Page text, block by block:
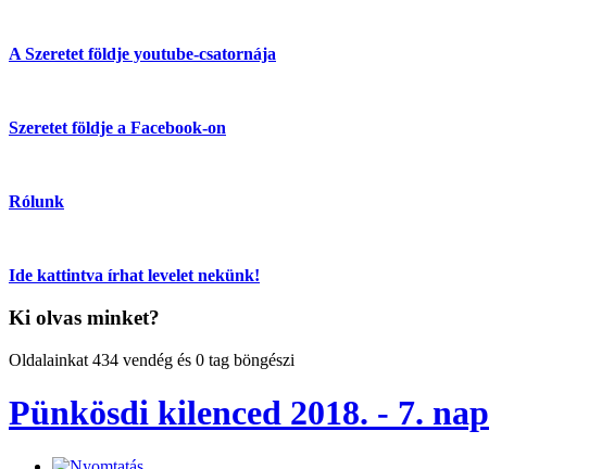
A Szeretet földje youtube-csatornája
Szeretet földje a Facebook-on
Rólunk
Ide kattintva írhat levelet nekünk!
Ki olvas minket?
Oldalainkat 434 vendég és 0 tag böngészi
Pünkösdi kilenced 2018. - 7. nap